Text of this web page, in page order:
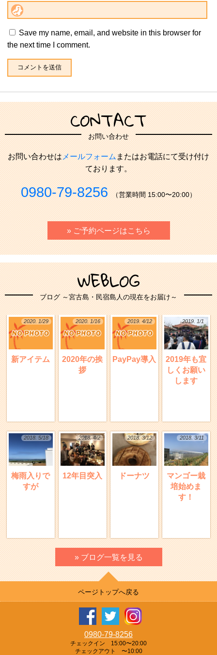
Save my name, email, and website in this browser for
the next time I comment.
CONTACT
お問い合わせ
お問い合わせはメールフォームまたはお電話にて受け付け
ております。
0980-79-8256 （営業時間 15:00〜20:00）
» ご予約ページはこちら
WEBLOG
ブログ ～宮古島・民宿島人の現在をお届け～
2020. 1/29
新アイテム
2020. 1/16
2020年の挨
拶
2019. 4/12
PayPay導入
2019. 1/1
2019年も宜
しくお願い
します
2018. 5/18
梅雨入りで
すが
2018. 4/2
12年目突入
2018. 3/12
ドーナツ
2018. 3/11
マンゴー栽
培始めま
す！
» ブログ一覧を見る
ページトップへ戻る
0980-79-8256
チェックイン 15:00〜20:00
チェックアウト 〜10:00